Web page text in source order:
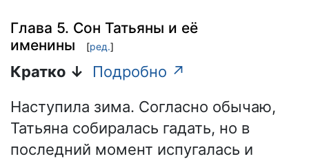
Глава 5. Сон Татьяны и её
именины
[ред.]
Кратко ↓
Подробно ↗
Наступила зима. Согласно обычаю,
Татьяна собиралась гадать, но в
последний момент испугалась и